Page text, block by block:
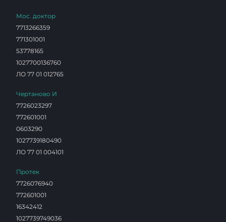
Мос. доктор
7713266359
771301001
53778165
1027700136760
ЛО 77 01 012765
Чертаново И
7726023297
772601001
0603290
1027739180490
ЛО 77 01 004101
Протек
7726076940
772601001
16342412
1027739749036